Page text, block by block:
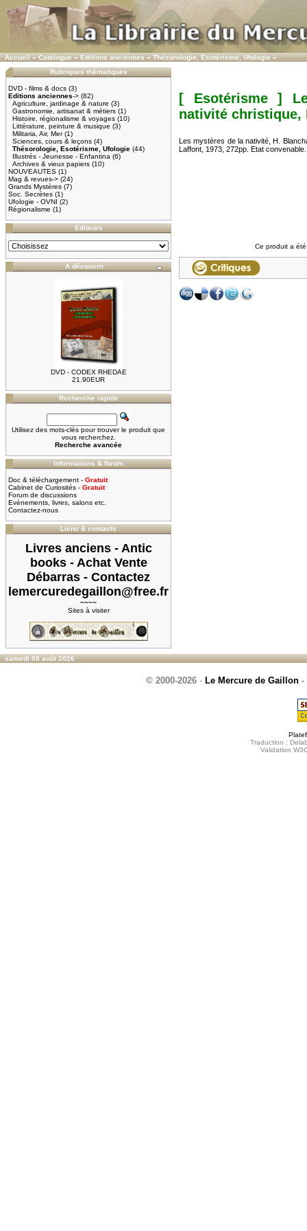
Accueil»Catalogue»Editions anciennes»Thésorologie, Esotérisme, Ufologie»
Rubriques thématiques
DVD - films & docs (3)
Editions anciennes-> (82)
Agriculture, jardinage & nature (3)
Gastronomie, artisanat & métiers (1)
Histoire, régionalisme & voyages (10)
Littérature, peinture & musique (3)
Militaria, Air, Mer(1)
Sciences, cours & leçons (4)
Thésorologie, Esotérisme, Ufologie (44)
Illustrés - Jeunesse - Enfantina (6)
Archives & vieux papiers (10)
NOUVEAUTES (1)
Mag & revues-> (24)
Grands Mystères (7)
Soc. Secrètes (1)
Ufologie - OVNI (2)
Régionalisme (1)
Editeurs
A découvrir
DVD - CODEX RHEDAE
21.90EUR
Recherche rapide
Utilisez des mots-clés pour trouver le produit que
vous recherchez.
Recherche avancée
Informations & forum
Doc & téléchargement - Gratuit
Cabinet de Curiosités - Gratuit
Forum de discussions
Evènements, livres, salons etc.
Contactez-nous
Liens & contacts
Livres anciens - Antic
books - Achat Vente
Débarras - Contactez
lemercuredegaillon@free.fr
~~~~
Sites à visiter
[ Esotérisme ]
nativité christique,
Les mystères de la nativité, H.
Laffont, 1973, 272pp. Etat convenable.
Ce produit a
samedi 08 août 2026
© 2000-2026 - Le Mercure de Gaillon -
Traduction :
Validation